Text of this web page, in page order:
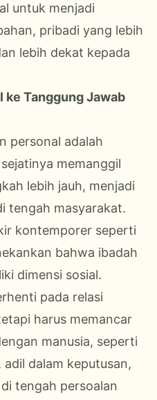
untuk menjadi
pribadi yang lebih
lebih dekat kepada
ke Tanggung Jawab
personal adalah
memanggil
lebih jauh, menjadi
tengah masyarakat.
kontemporer seperti
bahwa ibadah
dimensi sosial.
pada relasi
harus memancar
manusia, seperti
dalam keputusan,
tengah persoalan